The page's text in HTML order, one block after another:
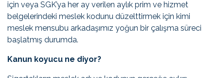
için veya SGK’ya her ay verilen aylık prim ve hizmet
belgelerindeki meslek kodunu düzelttirmek için kimi
meslek mensubu arkadaşımız yoğun bir çalışma süreci
başlatmış durumda.
Kanun koyucu ne diyor?